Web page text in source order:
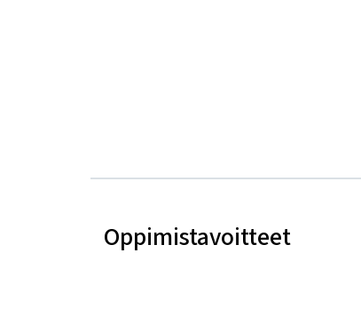
Oppimistavoitteet